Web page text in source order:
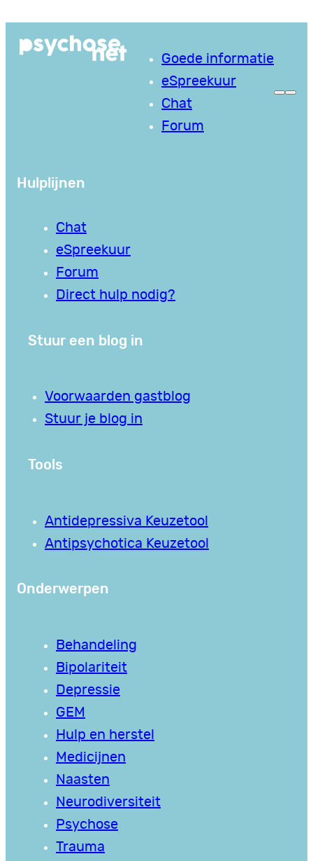
naar
Goede informatie
eSpreekuur
Chat
Forum
Hulplijnen
Chat
eSpreekuur
Forum
Direct hulp nodig?
Stuur een blog in
Voorwaarden gastblog
Stuur je blog in
Tools
Antidepressiva Keuzetool
Antipsychotica Keuzetool
Onderwerpen
Behandeling
Bipolariteit
Depressie
GEM
Hulp en herstel
Medicijnen
Naasten
Neurodiversiteit
Psychose
Trauma